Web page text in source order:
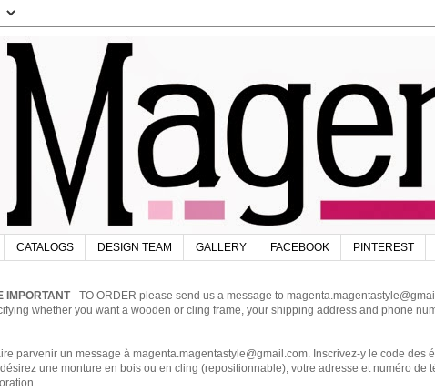
CATALOGS DESIGN TEAM GALLERY FACEBOOK PINTEREST
IMPORTANT- TO ORDER please send us a message to
whether you want a wooden or cling frame, your shipping address and phone
parvenir un message à magenta.magentastyle@gmail.com. Inscrivez-y le code
une monture en bois ou en cling (repositionnable), votre adresse et numéro de